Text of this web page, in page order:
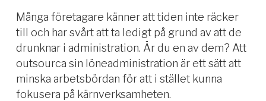
Många företagare känneratt tiden inte räcker
till och har svårt attta ledigt på grund av attde
drunknar i administration. Är du en av dem? Att
outsourca sin löneadministration är ett sätt att
minska arbetsbördan för att i stället kunna
fokusera på kärnverksamheten.